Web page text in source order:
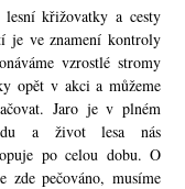
křižovatky a cesty
je ve znamení kontroly
vzrostlé stromy
opět v akci a můžeme
Jaro je v plném
a život lesa nás
po celou dobu. O
zde pečováno, musíme